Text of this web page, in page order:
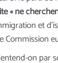
« ne
et
on